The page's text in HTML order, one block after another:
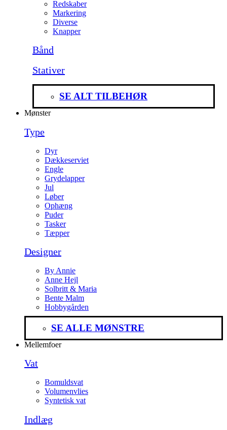
Redskaber
Markering
Diverse
Knapper
Bånd
Stativer
SE ALT TILBEHØR
Mønster
Type
Dyr
Dækkeserviet
Engle
Grydelapper
Jul
Løber
Ophæng
Puder
Tasker
Tæpper
Designer
By Annie
Anne Hejl
Solbritt & Maria
Bente Malm
Hobbygården
SE ALLE MØNSTRE
Mellemfoer
Vat
Bomuldsvat
Volumenvlies
Syntetisk vat
Indlæg